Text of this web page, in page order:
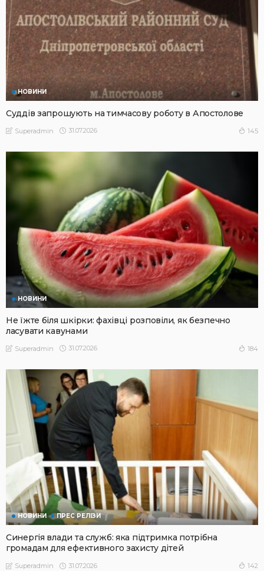
НОВИНИ
Суддів запрошують на тимчасову роботу в Апостолове
Superadmin 31.07.2026 145
НОВИНИ
Не їжте біля шкірки: фахівці розповіли, як безпечно
ласувати кавунами
Superadmin 31.07.2026 184
НОВИНИ ПРЕС РЕЛІЗИ
Синергія влади та служб: яка підтримка потрібна
громадам для ефективного захисту дітей
Superadmin 31.07.2026 142